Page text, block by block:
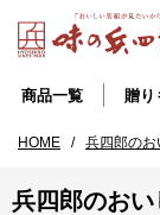
商品一覧 贈り
HOME / 兵四郎の
兵四郎のお